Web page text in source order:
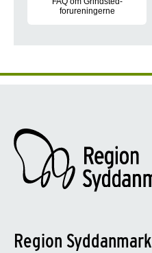
forureningerne
Region Syddanmark